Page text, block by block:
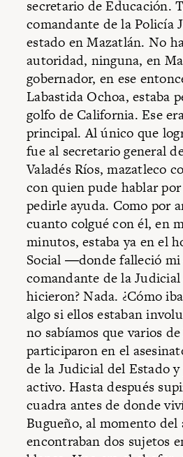
secretario de Educación.
comandante de la Policía
estado en Mazatlán. No
autoridad, ninguna, en
gobernador, en ese
Labastida Ochoa, estaba
golfo de California. Ese
principal. Al único que
fue al secretario general
Valadés Ríos, mazatleco
con quien pude hablar
pedirle ayuda. Como por
cuanto colgué con él, en
minutos, estaba ya en el
Social ―donde falleció
comandante de la
hicieron? Nada. ¿Cómo
algo si ellos estaban
no sabíamos que varios
participaron en el
de la Judicial del Estado
activo. Hasta después
cuadra antes de donde
Bugueño, al momento del
encontraban dos sujetos